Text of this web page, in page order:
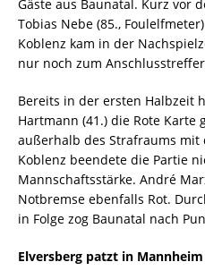
Gäste aus Baunatal. Kurz vor
Tobias Nebe (85.,
Koblenz kam in der
nur noch zum
Bereits in der ersten Halbzeit
Hartmann (41.) die Rote Karte
außerhalb des Strafraums mit
Koblenz beendete die Partie
Mannschaftsstärke. André
Notbremse ebenfalls Rot.
in Folge zog Baunatal nach
Elversberg patzt in Mannheim